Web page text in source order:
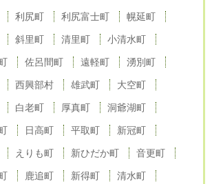
利尻町 利尻富士町 幌延町
斜里町 清里町 小清水町
佐呂間町 遠軽町 湧別町
西興部村 雄武町 大空町
白老町 厚真町 洞爺湖町
日高町 平取町 新冠町
えりも町 新ひだか町 音更町
鹿追町 新得町 清水町